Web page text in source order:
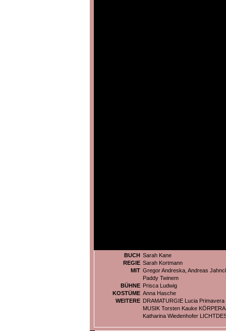
BUCH Sarah Kane
REGIE Sarah Kortmann
MIT Gregor Andreska, Andreas
Paddy Twinem
BÜHNE Prisca Ludwig
KOSTÜME Anna Hasche
WEITERE DRAMATURGIE Lucia
MUSIK Torsten Kauke
Katharina Wiedenhofer